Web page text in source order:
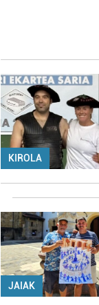
KIROLA
JAIAK